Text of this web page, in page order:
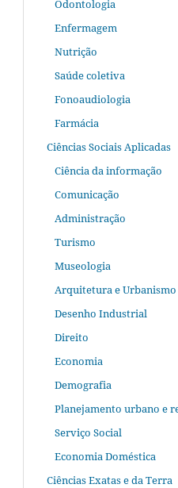
Odontologia
Enfermagem
Nutrição
Saúde coletiva
Fonoaudiologia
Farmácia
Ciências Sociais Aplicadas
Ciência da informação
Comunicação
Administração
Turismo
Museologia
Arquitetura e Urbanismo
Desenho Industrial
Direito
Economia
Demografia
Planejamento urbano e
Serviço Social
Economia Doméstica
Ciências Exatas e da Terra